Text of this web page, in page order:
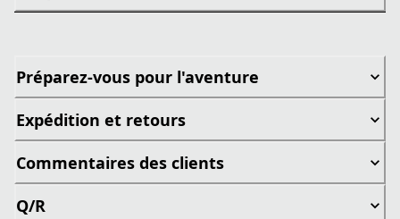
Préparez-vous pour l'aventure
Expédition et retours
Commentaires des clients
Q/R